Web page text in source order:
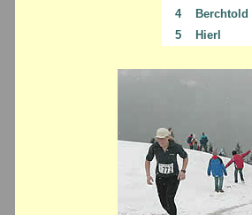
4
Berchtold
5
Hierl